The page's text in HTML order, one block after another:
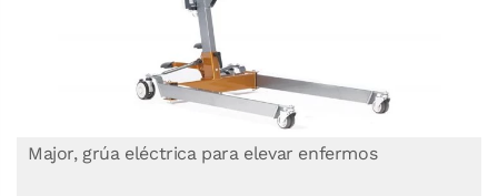
Major, grúa eléctrica para elevar enfermos